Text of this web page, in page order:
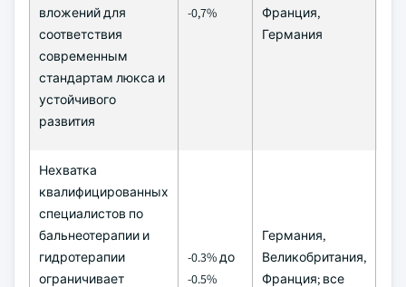
вложений для
соответствия
современным
стандартам люкса и
устойчивого
развития
-0,7%
Франция,
Германия
Нехватка
квалифицированных
специалистов по
бальнеотерапии и
гидротерапии
ограничивает
-0.3% до
-0.5%
Германия,
Великобритания,
Франция; все